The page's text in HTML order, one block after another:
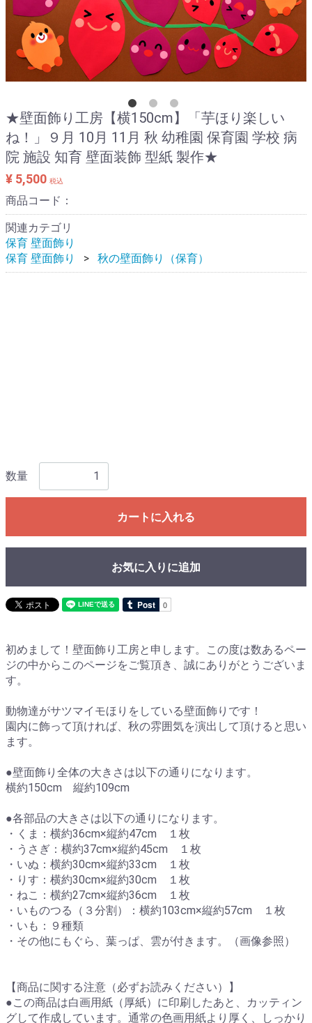
★壁面飾り工房【横150cm】「芋ほり楽しい
ね！」９月 10月 11月 秋 幼稚園 保育園 学校 病
院 施設 知育 壁面装飾 型紙 製作★
¥ 5,500 税込
商品コード：
関連カテゴリ
保育 壁面飾り
保育 壁面飾り
秋の壁面飾り（保育）
数量
カートに入れる
お気に入りに追加
初めまして！壁面飾り工房と申します。この度は数あるペー
ジの中からこのページをご覧頂き、誠にありがとうございま
す。
動物達がサツマイモほりをしている壁面飾りです！
園内に飾って頂ければ、秋の雰囲気を演出して頂けると思い
ます。
●壁面飾り全体の大きさは以下の通りになります。
横約150cm 縦約109cm
●各部品の大きさは以下の通りになります。
・くま：横約36cm×縦約47cm １枚
・うさぎ：横約37cm×縦約45cm １枚
・いぬ：横約30cm×縦約33cm １枚
・りす：横約30cm×縦約30cm １枚
・ねこ：横約27cm×縦約36cm １枚
・いものつる（３分割）：横約103cm×縦約57cm １枚
・いも：９種類
・その他にもぐら、葉っぱ、雲が付きます。（画像参照）
【商品に関する注意（必ずお読みください）】
●この商品は白画用紙（厚紙）に印刷したあと、カッティン
グして作成しています。通常の色画用紙より厚く、しっかり